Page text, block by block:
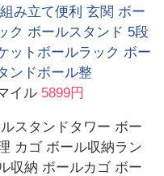
み立て便利 玄関 ボー
ク ボールスタンド 5段
ットボールラック ボー
ンドボール整
イル 5899円
スタンドタワー ボー
カゴ ボール収納ラン
収納 ボールカゴ ボー